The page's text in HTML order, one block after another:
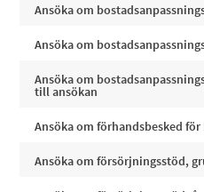
Ansöka om
Ansöka om
Ansöka om
till ansökan
Ansöka om förhandsbesked
Ansöka om försörjningsstöd,